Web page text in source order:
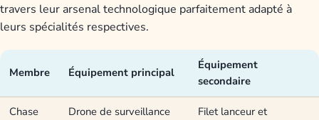
travers leur arsenal technologique parfaitement adapté à
leurs spécialités respectives.
Membre Équipement principal
Équipement
secondaire
Chase Drone de surveillance
Filet lanceur et